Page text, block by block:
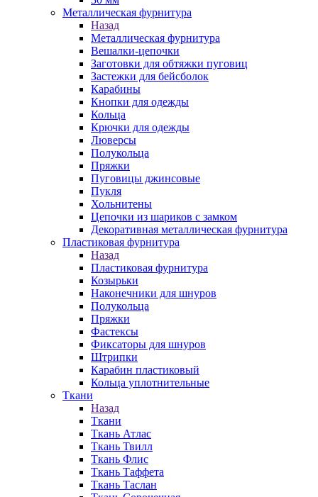
Металлическая фурнитура
Назад
Металлическая фурнитура
Вешалки-цепочки
Заготовки для обтяжки пуговиц
Застежки для бейсболок
Карабины
Кнопки для одежды
Кольца
Крючки для одежды
Люверсы
Полукольца
Пряжки
Пуговицы джинсовые
Пукля
Хольнитены
Цепочки из шариков с замком
Декоративная металлическая фурнитура
Пластиковая фурнитура
Назад
Пластиковая фурнитура
Козырьки
Наконечники для шнуров
Полукольца
Пряжки
Фастексы
Фиксаторы для шнуров
Штрипки
Карабин пластиковый
Кольца уплотнительные
Ткани
Назад
Ткани
Ткань Атлас
Ткань Твилл
Ткань Флис
Ткань Таффета
Ткань Таслан